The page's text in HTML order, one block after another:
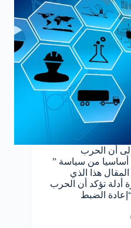
إلى أن الحرب
أساسيا من سياسة ”
هذا الذي
تؤكد أن الحرب
الضبط